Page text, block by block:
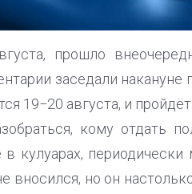
прошло
заседали накануне
19−20 августа, и
кому отдать
кулуарах,
вносился, но он